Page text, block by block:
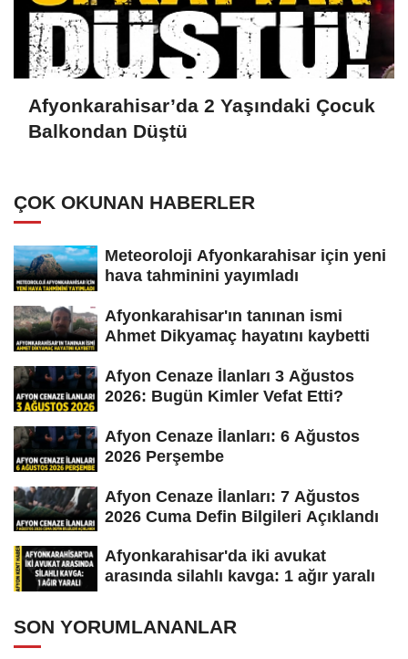
Afyonkarahisar’da 2 Yaşındaki Çocuk
Balkondan Düştü
ÇOK OKUNAN HABERLER
Meteoroloji Afyonkarahisar için yeni
hava tahminini yayımladı
Afyonkarahisar'ın tanınan ismi
Ahmet Dikyamaç hayatını kaybetti
Afyon Cenaze İlanları 3 Ağustos
2026: Bugün Kimler Vefat Etti?
Afyon Cenaze İlanları: 6 Ağustos
2026 Perşembe
Afyon Cenaze İlanları: 7 Ağustos
2026 Cuma Defin Bilgileri Açıklandı
Afyonkarahisar'da iki avukat
arasında silahlı kavga: 1 ağır yaralı
SON YORUMLANANLAR